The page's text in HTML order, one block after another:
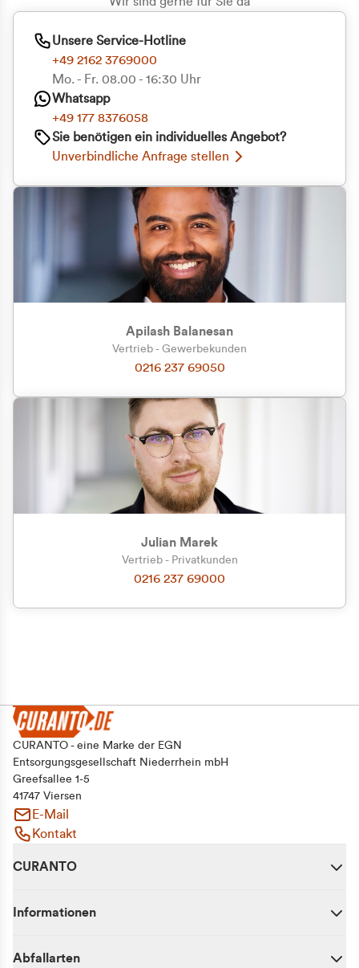
Zu welcher Kundengruppe
gehören Sie?
Privatkunde (inkl. MwSt.)
Geschäftskunde (exkl. MwSt.)
Unsere Service-Hotline
+49 2162 3769000
Mo. - Fr. 08.00 - 16:30 Uhr
Whatsapp
+49 177 8376058
Sie benötigen ein individuelles Angebot?
Unverbindliche Anfrage stellen
Apilash Balanesan
Vertrieb - Gewerbekunden
0216 237 69050
Julian Marek
Vertrieb - Privatkunden
0216 237 69000
CURANTO - eine Marke der EGN
Entsorgungsgesellschaft Niederrhein mbH
Greefsallee 1-5
41747 Viersen
E-Mail
Kontakt
CURANTO
Informationen
Abfallarten